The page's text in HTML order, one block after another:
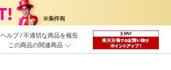
ヘルプ/不適切な商品を報告
この商品の関連商品